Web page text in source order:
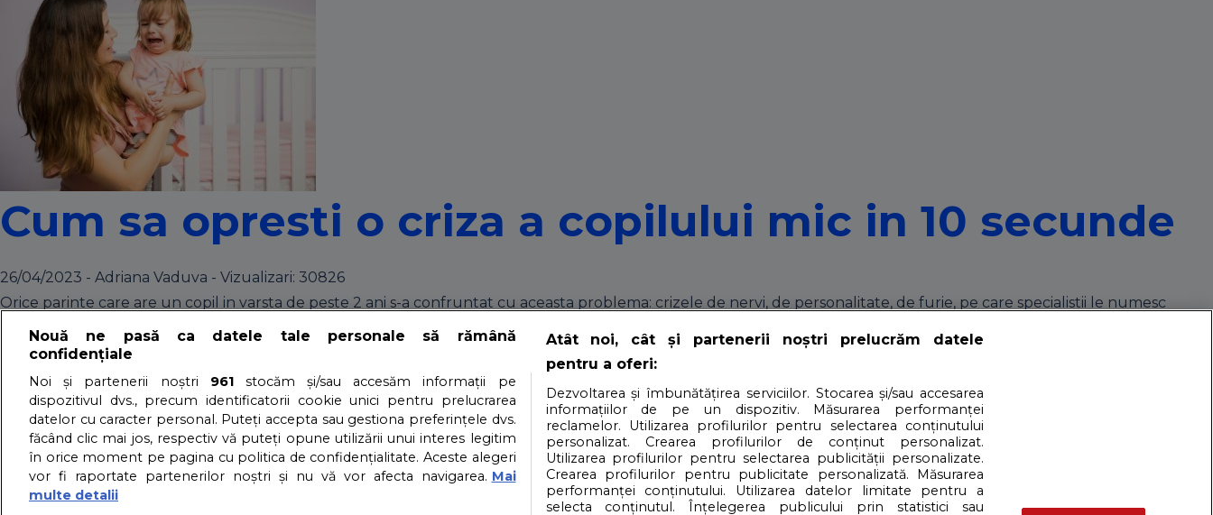
Cum sa opresti o criza a copilului mic in 10 secunde
26/04/2023 - Adriana Vaduva - Vizualizari: 30826
Orice parinte care are un copil in varsta de peste 2 ani s-a confruntat cu aceasta problema: crizele de nervi, de personalitate, de furie, pe care specialistii le numesc
tantrumuri.
detalii
10 lucruri pe care sa nu le spui niciodata unui parinte
13/11/2017 - Adriana Vaduva - Vizualizari: 8081
Atunci cand devii parinte, toti cunoscutii si multi necunoscuti se grabesc sa ofere sfaturi.
Nouă ne pasă ca datele tale personale să rămână
confidențiale
Noi și partenerii noștri 961stocăm și/sau accesăm informații pe
dispozitivul dvs., precum identificatorii cookie unici pentru prelucrarea
datelor cu caracter personal. Puteți accepta sau gestiona preferințele dvs.
făcând clic mai jos, respectiv vă puteți opune utilizării unui interes legitim
în orice moment pe pagina cu politica de confidențialitate. Aceste alegeri
vor fi raportate partenerilor noștri și nu vă vor afecta navigarea. Mai
multe detalii
Atât noi, cât și partenerii noștri prelucrăm datele
pentru a oferi:
Dezvoltarea și îmbunătățirea serviciilor. Stocarea și/sau accesarea
informațiilor de pe un dispozitiv. Măsurarea performanței
reclamelor. Utilizarea profilurilor pentru selectarea conținutului
personalizat. Crearea profilurilor de conținut personalizat.
Utilizarea profilurilor pentru selectarea publicității personalizate.
Crearea profilurilor pentru publicitate personalizată. Măsurarea
performanței conținutului. Utilizarea datelor limitate pentru a
selecta conținutul. Înțelegerea publicului prin statistici sau